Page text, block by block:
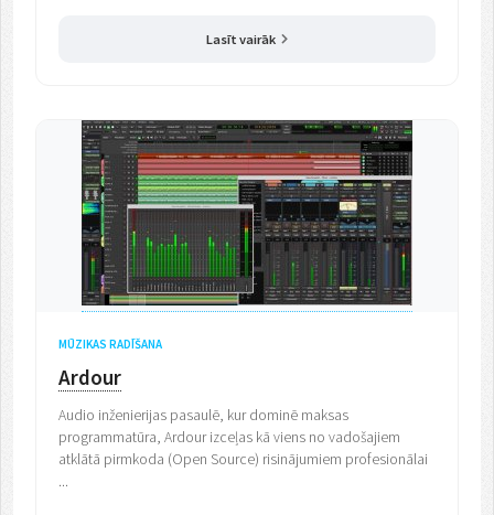
Lasīt vairāk
MŪZIKAS RADĪŠANA
Ardour
Audio inženierijas pasaulē, kur dominē maksas
programmatūra, Ardour izceļas kā viens no vadošajiem
atklātā pirmkoda (Open Source) risinājumiem profesionālai
...